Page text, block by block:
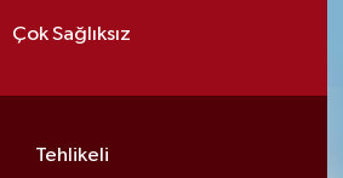
Çok Sağlıksız
Tehlikeli